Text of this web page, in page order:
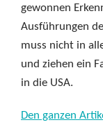
gewonnen
Ausführungen
muss nicht in
und ziehen ein
in die USA.
Den ganzen